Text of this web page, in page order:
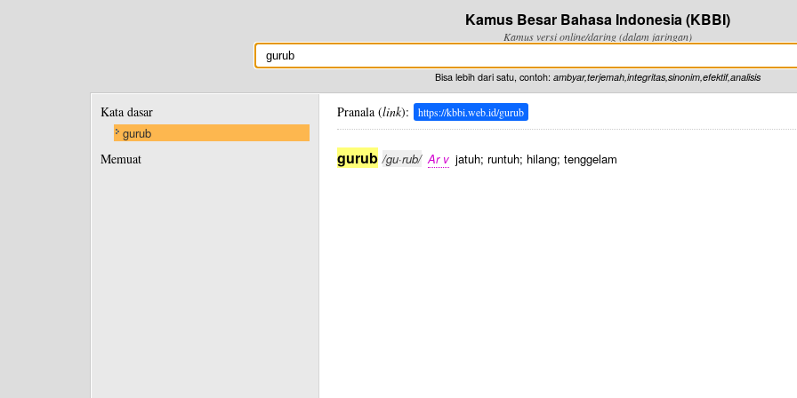
Kamus Besar Bahasa Indonesia (KBBI)
Kamus versi online/daring (dalam jaringan)
Bisa lebih dari satu, contoh: ambyar,terjemah,integritas,sinonim,efektif,analisis
Kata dasar
gurub
Memuat
Pranala (link): https://kbbi.web.id/gurub
gurub /gu·rub/ Ar v jatuh; runtuh; hilang; tenggelam